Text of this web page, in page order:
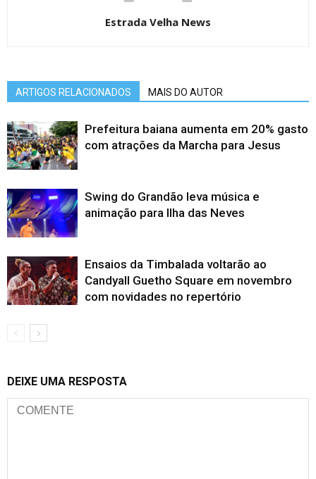
Estrada Velha News
ARTIGOS RELACIONADOS MAIS DO AUTOR
Prefeitura baiana aumenta em 20% gasto
com atrações da Marcha para Jesus
Swing do Grandão leva música e
animação para Ilha das Neves
Ensaios da Timbalada voltarão ao
Candyall Guetho Square em novembro
com novidades no repertório
DEIXE UMA RESPOSTA